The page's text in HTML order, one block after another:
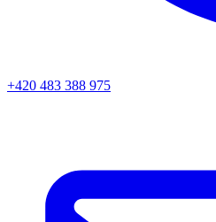
+420 483 388 975